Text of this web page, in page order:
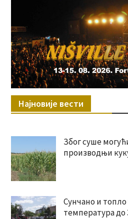
Најновије вести
Због суше
производњи
Сунчано и топло
температура до